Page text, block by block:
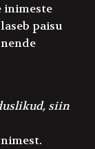
inimeste
paisu
siin